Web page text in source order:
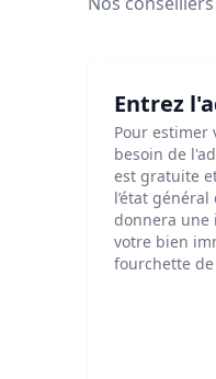
Entrez
Pour estimer
besoin de
est gratuite
l’état
donnera une
votre bien
fourchette